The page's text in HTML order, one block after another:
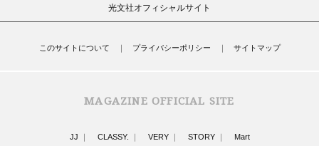
光文社オフィシャルサイト
このサイトについて プライバシーポリシー サイトマップ
MAGAZINE OFFICIAL SITE
JJ CLASSY. VERY STORY Mart